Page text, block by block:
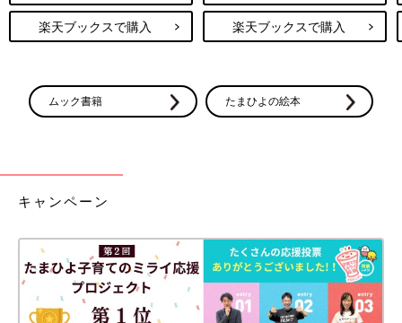
楽天ブックスで購入 楽天ブックスで購入
ムック書籍 たまひよの絵本
キャンペーン